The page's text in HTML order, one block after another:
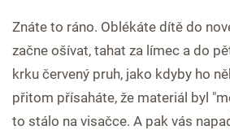
Znáte to ráno. Oblékáte dítě do
začne ošívat, tahat za límec a do
krku červený pruh, jako kdyby ho
přitom přísaháte, že materiál byl
to stálo na visačce. A pak vás